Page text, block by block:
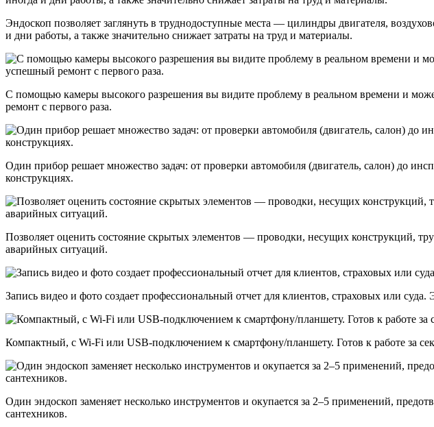
Эндоскоп позволяет заглянуть в труднодоступные места — цилиндры двигателя,
и дни работы, а также значительно снижает затраты на труд и материалы.
С помощью камеры высокого разрешения вы видите проблему в реальном времени и
ремонт с первого раза.
Один прибор решает множество задач: от проверки автомобиля (двигатель, салон) до
конструкциях.
Позволяет оценить состояние скрытых элементов — проводки, несущих конструкций,
аварийных ситуаций.
Запись видео и фото создает профессиональный отчет для клиентов, страховых или
Компактный, с Wi-Fi или USB-подключением к смартфону/планшету. Готов к работе за
Один эндоскоп заменяет несколько инструментов и окупается за 2–5 применений,
сантехников.